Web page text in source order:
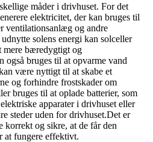
måder i drivhuset. For det
elektricitet, der kan bruges til
ventilationsanlæg og andre
solens energi kan solceller
mere bæredygtigt og
også bruges til at opvarme vand
være nyttigt til at skabe et
og forhindre frostskader om
bruges til at oplade batterier, som
apparater i drivhuset eller
steder uden for drivhuset.Det er
korrekt og sikre, at de får den
at fungere effektivt.